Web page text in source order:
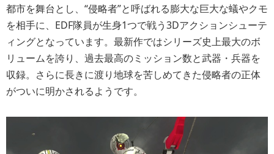
都市を舞台とし、“侵略者”と呼ばれる膨大な巨大な蟻やクモ
を相手に、EDF隊員が生身1つで戦う3Dアクションシューテ
ィングとなっています。最新作ではシリーズ史上最大のボ
リュームを誇り、過去最高のミッション数と武器・兵器を
収録。さらに長きに渡り地球を苦しめてきた侵略者の正体
がついに明かされるようです。